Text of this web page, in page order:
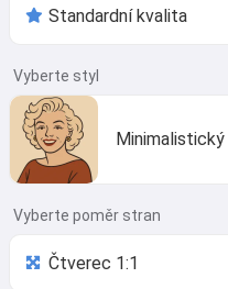
Vyberte styl
Minimalistický
Vyberte poměr stran